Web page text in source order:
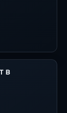
«Гарри
в